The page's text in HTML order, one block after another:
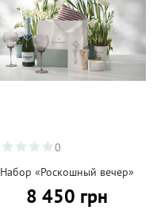
0
Набор «Роскошный вечер»
8 450 грн